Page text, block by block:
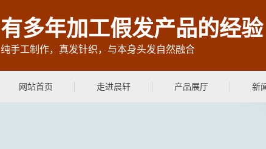
有多年加工假发产品的经验
纯手工制作，真发针织，与本身头发自然融合
网站首页 走进晨轩 产品展厅 新